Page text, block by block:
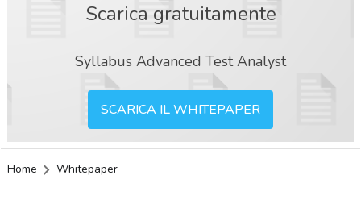
Scarica gratuitamente
Syllabus Advanced Test Analyst
SCARICA IL WHITEPAPER
Home Whitepaper